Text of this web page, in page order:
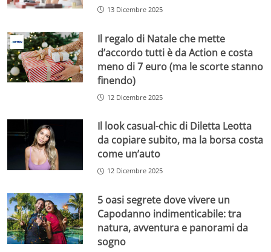
13 Dicembre 2025
Il regalo di Natale che mette
d’accordo tutti è da Action e costa
meno di 7 euro (ma le scorte stanno
finendo)
12 Dicembre 2025
Il look casual-chic di Diletta Leotta
da copiare subito, ma la borsa costa
come un’auto
12 Dicembre 2025
5 oasi segrete dove vivere un
Capodanno indimenticabile: tra
natura, avventura e panorami da
sogno